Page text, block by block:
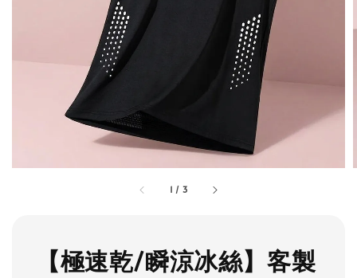
1 / 3
【極速乾/瞬涼冰絲】客製